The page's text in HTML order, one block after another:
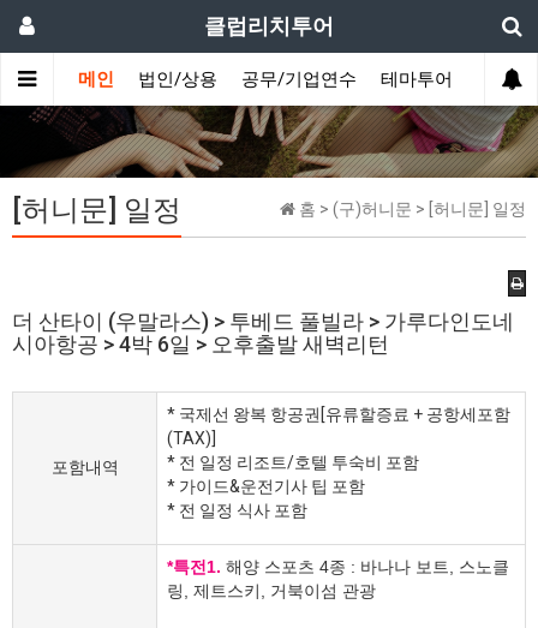
클럽리치투어
메인 법인/상용 공무/기업연수 테마투어 데이투
홈 > (구)허니문 > [허니문] 일정
[허니문] 일정
더 산타이 (우말라스) > 투베드 풀빌라 > 가루다인도네
시아항공 > 4박 6일 > 오후출발 새벽리턴
포함내역
* 국제선 왕복 항공권[유류할증료 + 공항세포함
(TAX)]
* 전 일정 리조트/호텔 투숙비 포함
* 가이드&운전기사 팁 포함
* 전 일정 식사 포함
*특전1. 해양 스포츠 4종 : 바나나 보트, 스노클
링, 제트스키, 거북이섬 관광